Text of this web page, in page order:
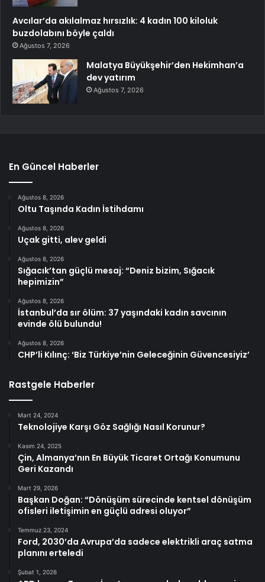
Avcılar’da akılalmaz hırsızlık: 4 kadın 100 kiloluk
buzdolabını böyle çaldı
Ağustos 7, 2026
Malatya Büyükşehir’den Hekimhan’a
dev yatırım
Ağustos 7, 2026
En Güncel Haberler
Ağustos 8, 2026
Oltu Taşında Kadın İstihdamı
Ağustos 8, 2026
Uçak gitti, alev geldi
Ağustos 8, 2026
Sığacık’tan güçlü mesaj: “Deniz bizim, Sığacık
hepimizin”
Ağustos 8, 2026
İstanbul’da sır ölüm: 37 yaşındaki kadın savcının
evinde ölü bulundu!
Ağustos 8, 2026
CHP’li Kılınç: ‘Biz Türkiye’nin Geleceğinin Güvencesiyiz’
Rastgele Haberler
Mart 24, 2024
Teknolojiye Karşı Göz Sağlığı Nasıl Korunur?
Kasım 24, 2025
Çin, Almanya’nın En Büyük Ticaret Ortağı Konumunu
Geri Kazandı
Mart 29, 2026
Başkan Doğan: “Dönüşüm sürecinde kentsel dönüşüm
ofisleri iletişimin en güçlü adresi oluyor”
Temmuz 23, 2024
Ford, 2030’da Avrupa’da sadece elektrikli araç satma
planını erteledi
Şubat 1, 2026